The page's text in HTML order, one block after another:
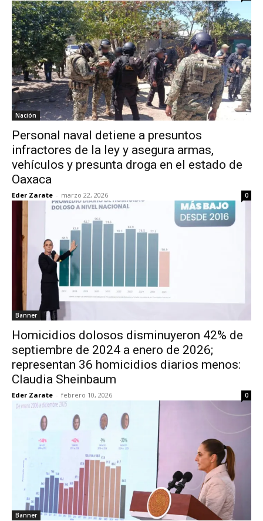
Nación
Personal naval detiene a presuntos
infractores de la ley y asegura armas,
vehículos y presunta droga en el estado de
Oaxaca
Eder Zarate - marzo 22, 2026 0
Banner
Homicidios dolosos disminuyeron 42% de
septiembre de 2024 a enero de 2026;
representan 36 homicidios diarios menos:
Claudia Sheinbaum
Eder Zarate - febrero 10, 2026 0
Banner